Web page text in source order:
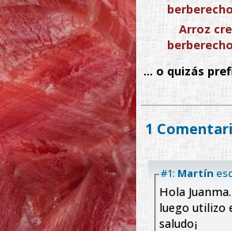
Arroz
... o quizás
1
#1: Martín
Hola Juanma. No se si será una salvajada
luego utilizo
saludo¡